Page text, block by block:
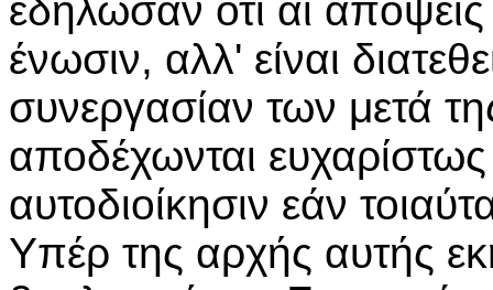
εδήλωσαν ότι αι
ένωσιν, αλλ' είναι
συνεργασίαν των μετά
αποδέχωνται ευχαρίστως
αυτοδιοίκησιν εάν
Υπέρ της αρχής αυτής